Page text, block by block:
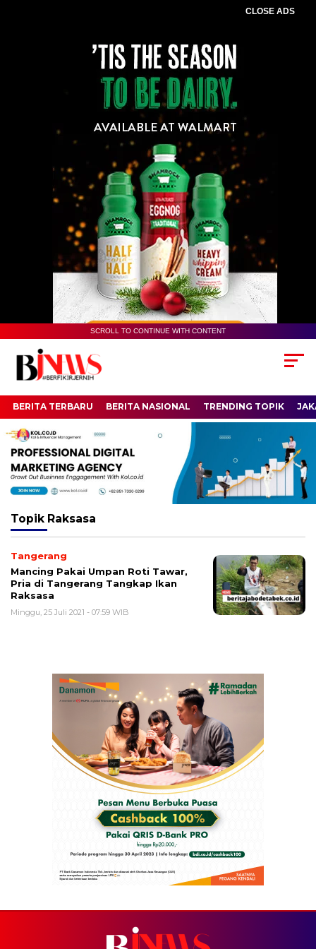
CLOSE ADS
SCROLL TO CONTINUE WITH CONTENT
BERITA TERBARU BERITA NASIONAL TRENDING TOPIK
Topik Raksasa
Tangerang
Mancing Pakai Umpan Roti Tawar,
Pria di Tangerang Tangkap Ikan
Raksasa
Minggu, 25 Juli 2021 - 07:59 WIB